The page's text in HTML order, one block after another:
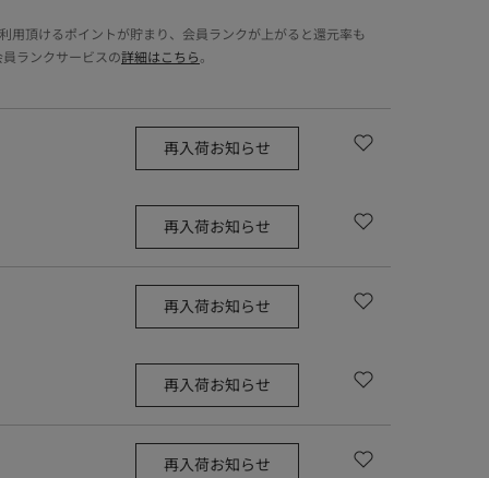
用頂けるポイントが貯まり、会員ランクが上がると還元率も
ランクサービスの詳細はこちら。
再入荷お知らせ
再入荷お知らせ
再入荷お知らせ
再入荷お知らせ
再入荷お知らせ